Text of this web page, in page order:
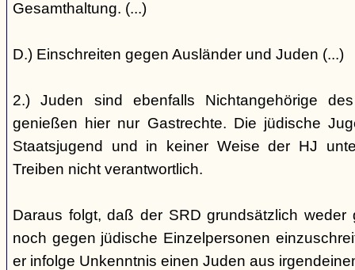
Gesamthaltung. (...)
D.) Einschreiten gegen Ausländer und Juden (...)
2.) Juden sind ebenfalls Nichtangehörige
genießen hier nur Gastrechte. Die jüdische
Staatsjugend und in keiner Weise der HJ
Treiben nicht verantwortlich.
Daraus folgt, daß der SRD grundsätzlich weder
noch gegen jüdische Einzelpersonen
er infolge Unkenntnis einen Juden aus